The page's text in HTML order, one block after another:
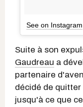
See on Instagram
Suite à son
Gaudreau a
partenaire
décidé de
jusqu'à ce que